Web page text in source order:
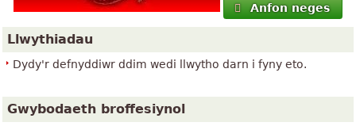
Anfon neges
Llwythiadau
Dydy'r defnyddiwr ddim wedi llwytho darn i fyny eto.
Gwybodaeth broffesiynol